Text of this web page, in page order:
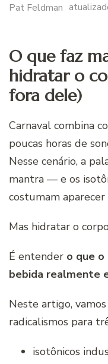
Pat Feldman
O que faz
hidratar o
fora dele)
Carnaval combina
poucas horas de
Nesse cenário, a
mantra — e os
costumam
Mas hidratar o
É entender o que
bebida realmente
Neste artigo,
radicalismos para
isotônicos